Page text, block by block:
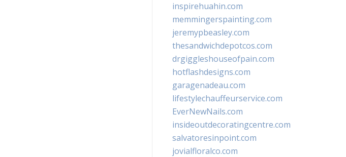
inspirehuahin.com
memmingerspainting.com
jeremypbeasley.com
thesandwichdepotcos.com
drgiggleshouseofpain.com
hotflashdesigns.com
garagenadeau.com
lifestylechauffeurservice.com
EverNewNails.com
insideoutdecoratingcentre.com
salvatoresinpoint.com
jovialfloralco.com